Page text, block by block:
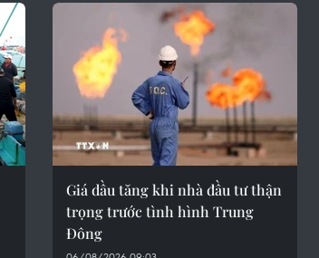
Giá dầu tăng khi nhà đầu tư thận
trọng trước tình hình Trung
Đông